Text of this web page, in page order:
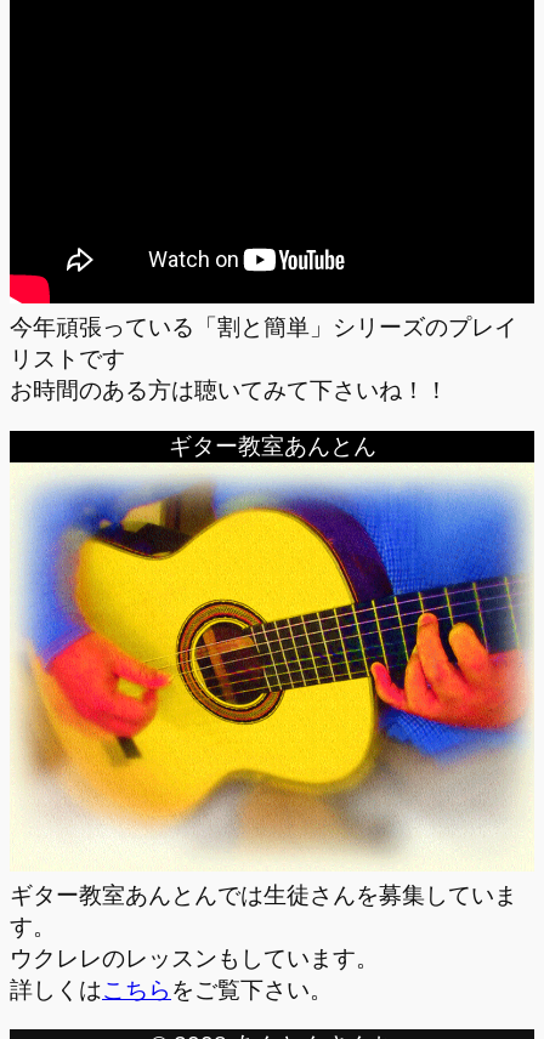
今年頑張っている「割と簡単」シリーズのプレイ
リストです
お時間のある方は聴いてみて下さいね！！
ギター教室あんとん
ギター教室あんとんでは生徒さんを募集していま
す。
ウクレレのレッスンもしています。
詳しくはこちら をご覧下さい。